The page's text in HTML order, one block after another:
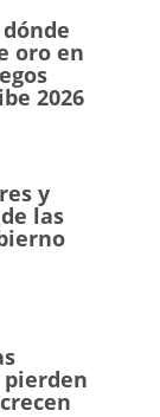
oro en
2026
y
las
pierden